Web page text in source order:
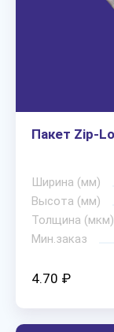
Пакет Zip-
Ширина (мм)
Высота (мм)
Толщина (мкм)
Мин.заказ
4.70 ₽